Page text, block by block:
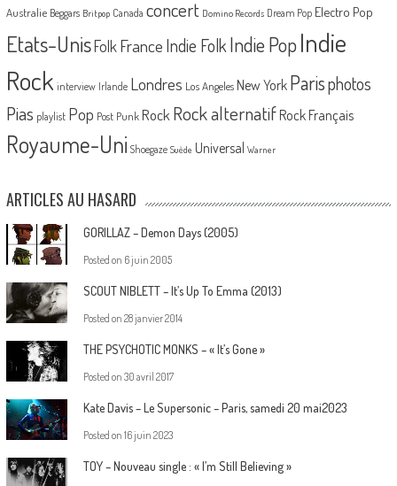
Australie Beggars Britpop Canada concert Domino Records Dream Pop Electro Pop
Etats-UnisFolk France Indie Folk Indie PopIndie
Rock interview Irlande Londres Los Angeles New York Parisphotos
Pias playlist Pop Post Punk Rock Rock alternatif Rock Français
Royaume-Uni Shoegaze Suède Universal Warner
ARTICLES AU HASARD
GORILLAZ – Demon Days (2005)
Posted on 6 juin 2005
SCOUT NIBLETT – It’s Up To Emma (2013)
Posted on 28 janvier 2014
THE PSYCHOTIC MONKS – « It’s Gone »
Posted on 30 avril 2017
Kate Davis – Le Supersonic – Paris, samedi 20 mai2023
Posted on 16 juin 2023
TOY – Nouveau single : « I’m Still Believing »